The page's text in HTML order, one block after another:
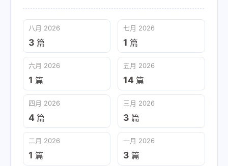
八月 2026
3 篇
七月 2026
1 篇
六月 2026
1 篇
五月 2026
14 篇
四月 2026
4 篇
三月 2026
3 篇
二月 2026
1 篇
一月 2026
3 篇